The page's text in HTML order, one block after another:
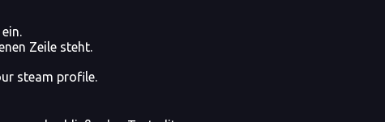
ein.
Zeile steht.
steam profile.